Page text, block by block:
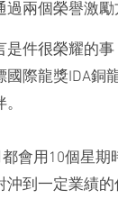
兩個榮譽激勵
件很榮耀的
際龍獎IDA銅
會用10個星期
到一定業績